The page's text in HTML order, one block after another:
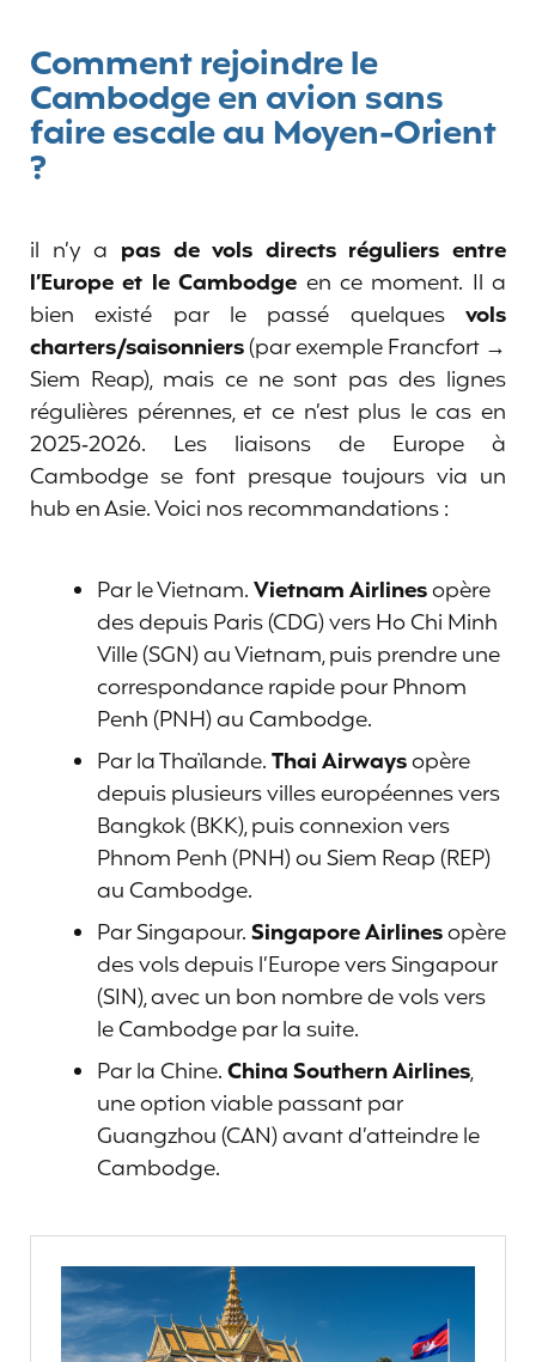
Comment rejoindre le
Cambodge en avion sans
faire escale au Moyen-Orient
?
il n’y a pas de vols directs réguliers entre
l’Europe et le Cambodge en ce moment. Il a
bien existé par le passé quelques vols
charters/saisonniers(par exemple Francfort →
Siem Reap), mais ce ne sont pas des lignes
régulières pérennes, et ce n’est plus le cas en
2025‑2026. Les liaisons de Europe à
Cambodge se font presque toujours via un
hub en Asie. Voici nos recommandations :
Par le Vietnam.Vietnam Airlinesopère
des depuis Paris (CDG) vers Ho Chi Minh
Ville (SGN) au Vietnam, puis prendre une
correspondance rapide pour Phnom
Penh (PNH) au Cambodge.
Par la Thaïlande.Thai Airwaysopère
depuis plusieurs villes européennes vers
Bangkok (BKK), puis connexion vers
Phnom Penh (PNH) ou Siem Reap (REP)
au Cambodge.
Par Singapour.Singapore Airlinesopère
des vols depuis l’Europe vers Singapour
(SIN), avec un bon nombre de vols vers
le Cambodge par la suite.
Par la Chine.China Southern Airlines,
une option viable passant par
Guangzhou (CAN) avant d’atteindre le
Cambodge.